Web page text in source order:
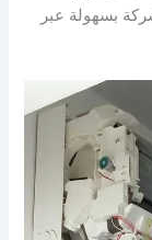
بسهولة عبر